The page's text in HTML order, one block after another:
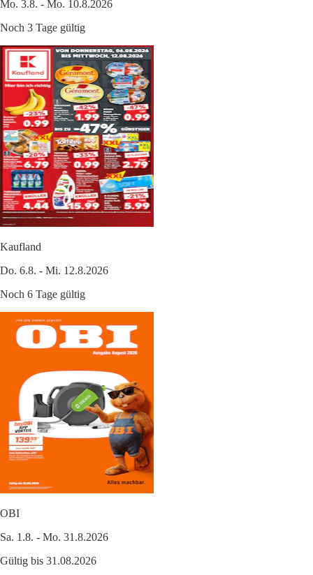
Mo. 3.8. - Mo. 10.8.2026
Noch 3 Tage gültig
Kaufland
Do. 6.8. - Mi. 12.8.2026
Noch 6 Tage gültig
OBI
Sa. 1.8. - Mo. 31.8.2026
Gültig bis 31.08.2026